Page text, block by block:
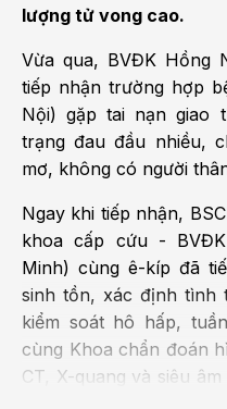
lượng tử vong cao.
Vừa qua, BVĐK Hồng
tiếp nhận trường hợp
Nội) gặp tai nạn giao
trạng đau đầu nhiều,
mơ, không có người
Ngay khi tiếp nhận,
khoa cấp cứu -
Minh) cùng ê-kíp đã
sinh tồn, xác định tình
kiểm soát hô hấp,
cùng Khoa chẩn đoán
CT, X-quang và siêu